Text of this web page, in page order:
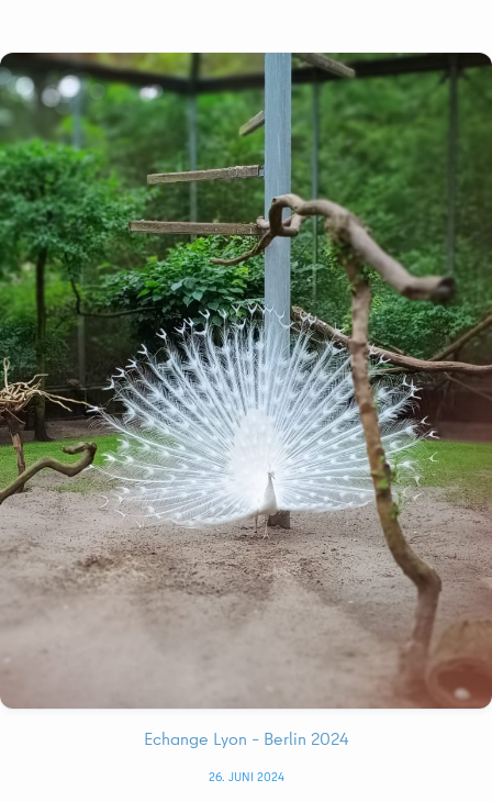
Echange Lyon – Berlin 2024
26. JUNI 2024